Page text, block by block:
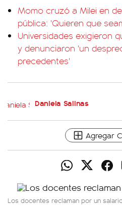
Momo cruzó a Milei en
pública: 'Quieren que
Universidades exigieron
y denunciaron 'un
precedentes'
Daniela Salinas
Agregar
Los docentes reclaman por un